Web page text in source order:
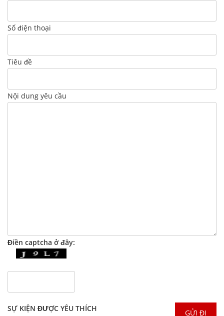
Số điện thoại
Tiêu đề
Nội dung yêu cầu
Điền captcha ở đây:
SỰ KIỆN ĐƯỢC YÊU THÍCH